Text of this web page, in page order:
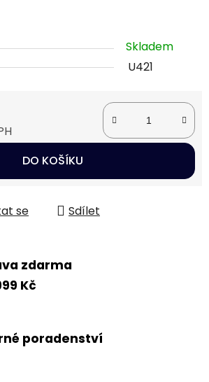
Skladem
U421
DO KOŠÍKU
se Sdílet
zdarma
Kč
poradenství